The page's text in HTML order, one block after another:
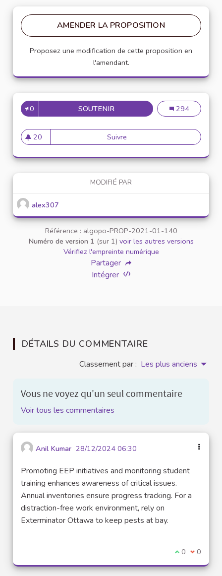
AMENDER LA PROPOSITION
Proposez une modification de cette proposition en
l'amendant.
0 SOUTENIRMISE EN PLACE DEMise en place
294
20
20 abonnés
Suivre Mise en place de référents
MODIFIÉ PAR
alex307
Référence : algopo-PROP-2021-01-140
Numéro de version 1 (sur 1) voir les autres versions
Vérifiez l'empreinte numérique
Partager
Intégrer
DÉTAILS DU COMMENTAIRE
Classement par : Les plus anciens
Vous ne voyez qu'un seul commentaire
Voir tous les commentaires
Anil Kumar 28/12/2024 06:30
Promoting EEP initiatives and monitoring student
training enhances awareness of critical issues.
Annual inventories ensure progress tracking. For a
distraction-free work environment, rely on
Exterminator Ottawa to keep pests at bay.
Je suis
0 Je ne
0